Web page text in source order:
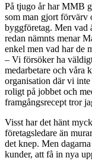
På tjugo år har MMB
som man gjort förvärv
byggföretag. Men vad
redan nämnts menar
enkel men vad har de
– Vi försöker ha
medarbetare och våra
organisation där vi
roligt på jobbet och
framgångsrecept tror
Visst har det hänt
företagsledare än
det knep. Men
kunder, att få in nya